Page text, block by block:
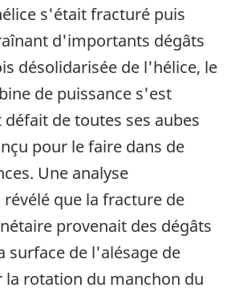
s'était fracturé puis
d'importants dégâts
désolidarisée de l'hélice, le
de puissance s'est
de toutes ses aubes
pour le faire dans de
Une analyse
que la fracture de
provenait des dégâts
surface de l'alésage de
la rotation du manchon du